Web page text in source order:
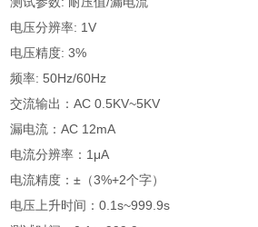
电压分辨率: 1V
电压精度: 3%
频率: 50Hz/60Hz
交流输出：AC 0.5KV~5KV
漏电流：AC 12mA
电流分辨率：1μA
电流精度：±（3%+2个字）
电压上升时间：0.1s~999.9s